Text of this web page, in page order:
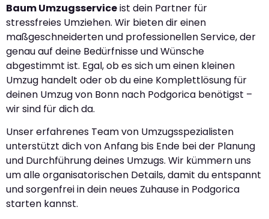
Baum Umzugsserviceist dein Partner für
stressfreies Umziehen. Wir bieten dir einen
maßgeschneiderten und professionellen Service, der
genau auf deine Bedürfnisse und Wünsche
abgestimmt ist. Egal, ob es sich um einen kleinen
Umzug handelt oder ob du eine Komplettlösung für
deinen Umzug von Bonn nach Podgorica benötigst –
wir sind für dich da.
Unser erfahrenes Team von Umzugsspezialisten
unterstützt dich von Anfang bis Ende bei der Planung
und Durchführung deines Umzugs. Wir kümmern uns
um alle organisatorischen Details, damit du entspannt
und sorgenfrei in dein neues Zuhause in Podgorica
starten kannst.